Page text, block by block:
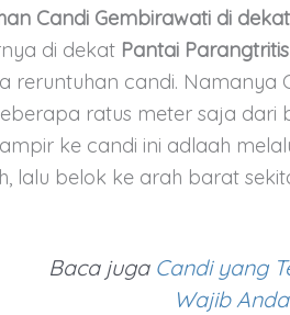
Candi Gembirawati di
di dekat Pantai Parangtritis
reruntuhan candi. Namanya
ratus meter saja dari
ke candi ini adlaah
lalu belok ke arah barat
Baca juga Candi yang
Wajib